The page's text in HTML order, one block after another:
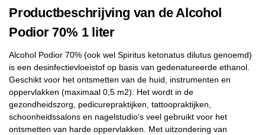
Productbeschrijving van de Alcohol
Podior 70% 1 liter
Alcohol Podior 70% (ook wel Spiritus ketonatus dilutus genoemd)
is een desinfectievloeistof op basis van gedenatureerde ethanol.
Geschikt voor het ontsmetten van de huid, instrumenten en
oppervlakken (maximaal 0,5 m2). Het wordt in de
gezondheidszorg, pedicurepraktijken, tattoopraktijken,
schoonheidssalons en nagelstudio’s veel gebruikt voor het
ontsmetten van harde oppervlakken. Met uitzondering van